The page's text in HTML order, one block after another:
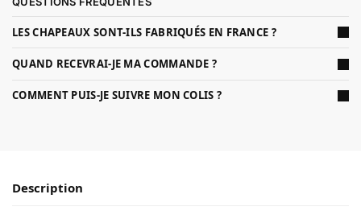
LES CHAPEAUX SONT-ILS FABRIQUÉS EN FRANCE ?
QUAND RECEVRAI-JE MA COMMANDE ?
COMMENT PUIS-JE SUIVRE MON COLIS ?
Description